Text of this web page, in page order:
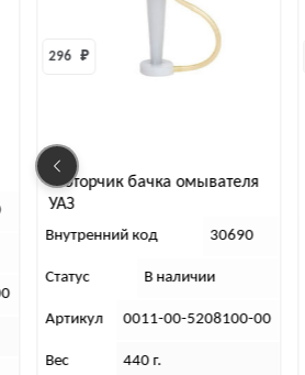
Моторчик бачка омывателя
УАЗ
296 ₽
Внутренний код 30690
Статус В наличии
Артикул 0011-00-5208100-00
Вес 440 г.